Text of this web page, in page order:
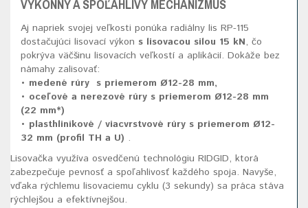
VÝKONNÝ A SPOĽAHLIVÝ MECHANIZMUS
Aj napriek svojej veľkosti ponúka radiálny lis RP-115
dostačujúci lisovací výkon s lisovacou silou 15 kN, čo
pokrýva väčšinu lisovacích veľkostí a aplikácií. Dokáže bez
námahy zalisovať:
• medené rúry s priemerom Ø12-28 mm,
• oceľové a nerezové rúry s priemerom Ø12-28 mm
(22 mm*)
• plasthliníkové / viacvrstvové rúry s priemerom Ø12-
32 mm (profil TH a U) .
Lisovačka využíva osvedčenú technológiu RIDGID, ktorá
zabezpečuje pevnosť a spoľahlivosť každého spoja. Navyše,
vďaka rýchlemu lisovaciemu cyklu (3 sekundy) sa práca stáva
rýchlejšou a efektívnejšou.